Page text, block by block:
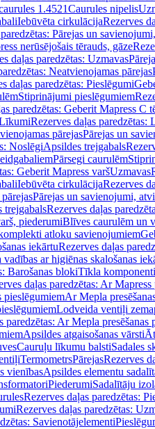
1.4521Caurules nipelis
Iebūvēta cirkulācijaRezerves
Pārejas un
nerūsējošais tērauds, gāze
daļas paredzētas: Uzmavas
Neatvienojamas pārejas
daļas paredzētas: Pieslēgumi
Stiprinājumi pieslēgumiem
paredzētas: Geberit Mapress C
Rezerves daļas paredzētas:
pārejasPārejas un
NoslēgiApsildes trejgabals
Pārsegi caurulēm
Geberit Mapress varšUzmavas
Iebūvēta cirkulācijaRezerves
Pārejas un savienojumi,
trejgabalsRezerves daļas
piederumiBlīves caurulēm un
atloku savienojumiem
iekārtuRezerves daļas
vadības ar higiēnas skalošanas
Barošanas blokiTīkla komponenti
daļas paredzētas: Ar
pieslēgumiemAr Mepla
Lodveida ventiļi
paredzētas: Ar Mepla presēšanas
Apsildes atgaisošanas vārsti
Cauruļu līkumu balstiSadales
TermometrsPārejasRezerves
vienībasApsildes elementu
PiederumiSadalītāju
Rezerves daļas paredzētas:
Rezerves daļas paredzētas:
Savienotājelementi